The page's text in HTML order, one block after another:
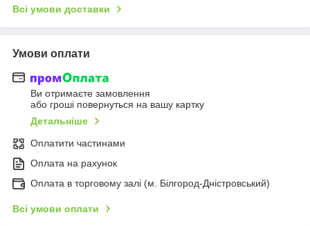
Всі умови доставки
Умови оплати
Ви отримаєте замовлення
або гроші повернуться на вашу картку
Детальніше
Оплатити частинами
Оплата на рахунок
Оплата в торговому залі (м. Білгород-Дністровський)
Всі умови оплати